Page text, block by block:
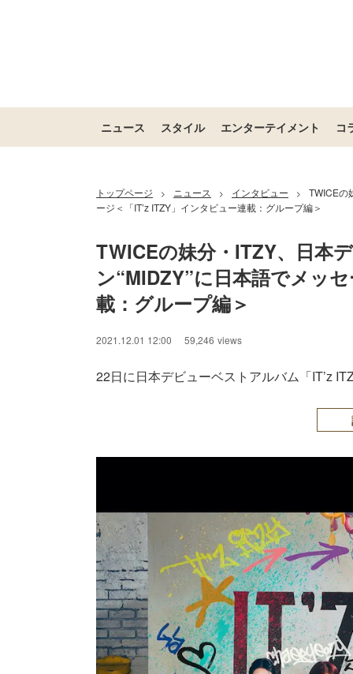
ニュース スタイル エンターテイメント コ
トップページ > ニュース > インタビュー >
TWICEの
ージ＜「IT’z ITZY」インタビュー連載：グループ編＞
TWICEの妹分・ITZY、日本
ン“MIDZY”に日本語でメッ
載：グループ編＞
2021.12.01 12:00 59,246 views
22日に日本デビューベストアルバム「IT’z